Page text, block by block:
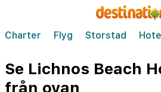
Charter Flyg Storstad
Se Lichnos Beach
från ovan